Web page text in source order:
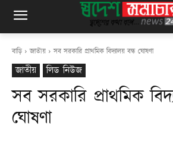
বাড়ি জাতীয় সব সরকারি প্রাথমিক বিদ্যালয় বন্ধ ঘোষণা
জাতীয় লিড নিউজ
সব সরকারি প্রাথমিক
ঘোষণা